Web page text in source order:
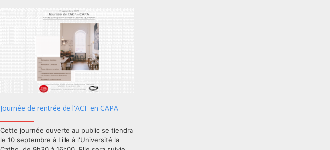
Journée de rentrée de l'ACF en CAPA
Cette journée ouverte au public se tiendra
le 10 septembre à Lille à l'Université la